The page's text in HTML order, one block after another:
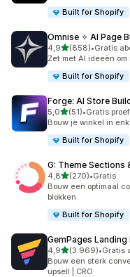
Built for Shopify
Omnise ✧ AI Page
4,9van 5 sterren
(858)
858 recensies in
•Gratis
Zet met AI ideeën
Built for Shopify
Forge: AI Store
5,0van 5 sterren
(51)
51 recensies in totaal
•Gratis
Bouw je winkel in
Built for Shopify
G: Theme Sections
4,8van 5 sterren
(270)
270 recensies in totaal
•Gratis
Bouw een optimaal
blokken
Built for Shopify
GemPages Landing
4,9van 5 sterren
(3.969)
3969 recensies in
•Gratis
Bouw een sterk
upsell | CRO